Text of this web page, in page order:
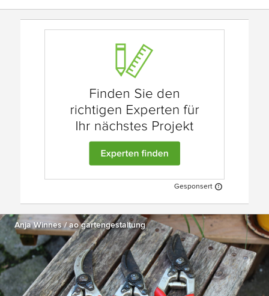
Gesponsert
Anja Winnes / ao gartengestaltung